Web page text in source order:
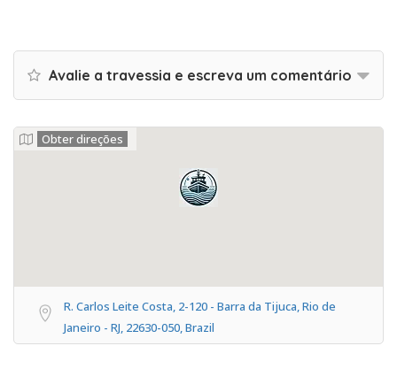
Avalie a travessia e escreva um comentário
Obter direções
R. Carlos Leite Costa, 2-120 - Barra da Tijuca, Rio de
Janeiro - RJ, 22630-050, Brazil